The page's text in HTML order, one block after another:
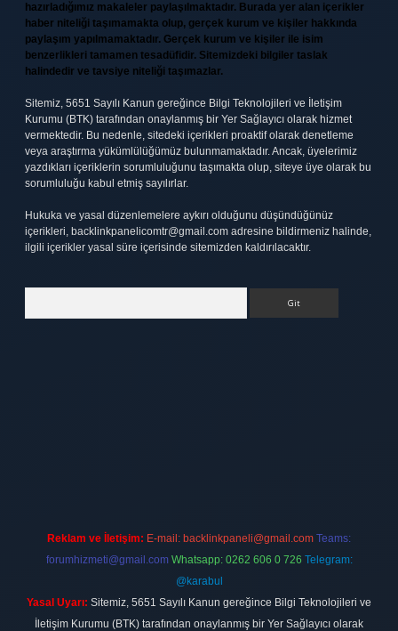
hazırladığımız makaleler paylaşılmaktadır. Burada yer alan içerikler
haber niteliği taşımamakta olup, gerçek kurum ve kişiler hakkında
paylaşım yapılmamaktadır. Gerçek kurum ve kişiler ile isim
benzerlikleri tamamen tesadüfidir. Sitemizdeki bilgiler taslak
halindedir ve tavsiye niteliği taşımazlar.
Sitemiz, 5651 Sayılı Kanun gereğince Bilgi Teknolojileri ve İletişim
Kurumu (BTK) tarafından onaylanmış bir Yer Sağlayıcı olarak hizmet
vermektedir. Bu nedenle, sitedeki içerikleri proaktif olarak denetleme
veya araştırma yükümlülüğümüz bulunmamaktadır. Ancak, üyelerimiz
yazdıkları içeriklerin sorumluluğunu taşımakta olup, siteye üye olarak bu
sorumluluğu kabul etmiş sayılırlar.
Hukuka ve yasal düzenlemelere aykırı olduğunu düşündüğünüz
içerikleri, backlinkpanelicomtr@gmail.com adresine bildirmeniz halinde,
ilgili içerikler yasal süre içerisinde sitemizden kaldırılacaktır.
Reklam ve İletişim: E-mail: backlinkpaneli@gmail.com Teams:
forumhizmeti@gmail.com Whatsapp: 0262 606 0 726 Telegram:
@karabul
Yasal Uyarı: Sitemiz, 5651 Sayılı Kanun gereğince Bilgi Teknolojileri ve
İletişim Kurumu (BTK) tarafından onaylanmış bir Yer Sağlayıcı olarak